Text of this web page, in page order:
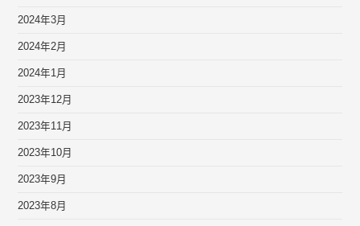
2024年3月
2024年2月
2024年1月
2023年12月
2023年11月
2023年10月
2023年9月
2023年8月